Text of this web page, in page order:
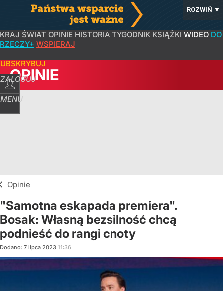
ROZWIŃ ▼
KRAJ ŚWIAT OPINIE HISTORIA TYGODNIK KSIĄŻKI WIDEO DO
RZECZY+ WSPIERAJ
ZALOGUJ
MENU
OPINIE
Opinie
"Samotna eskapada premiera".
Bosak: Własną bezsilność chcą
podnieść do rangi cnoty
Dodano: 7 lipca 2023 11:36